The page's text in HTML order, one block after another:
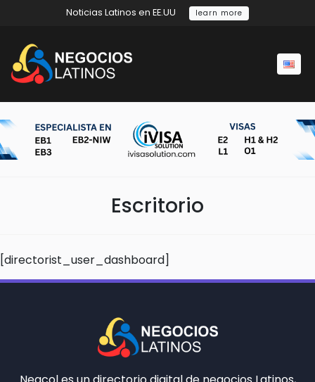
Noticias Latinos en EE.UU learn more
Escritorio
[directorist_user_dashboard]